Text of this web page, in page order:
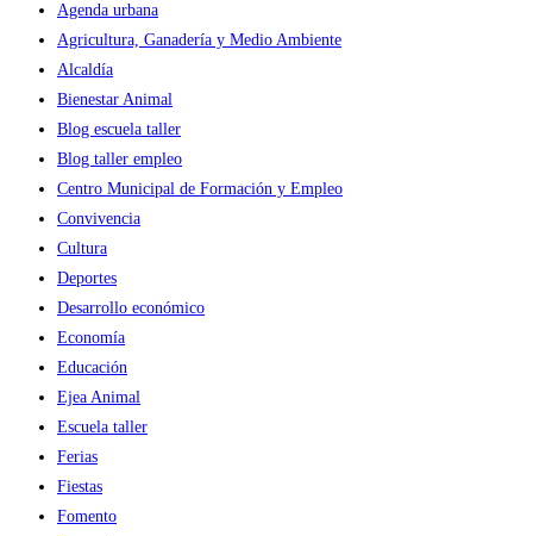
Agenda urbana
Agricultura, Ganadería y Medio Ambiente
Alcaldía
Bienestar Animal
Blog escuela taller
Blog taller empleo
Centro Municipal de Formación y Empleo
Convivencia
Cultura
Deportes
Desarrollo económico
Economía
Educación
Ejea Animal
Escuela taller
Ferias
Fiestas
Fomento